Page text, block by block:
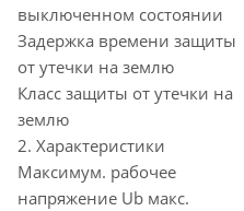
выключенном состоянии
Задержка времени защиты
от утечки на землю
Класс защиты от утечки на
землю
2. Характеристики
Максимум. рабочее
напряжение Ub макс.